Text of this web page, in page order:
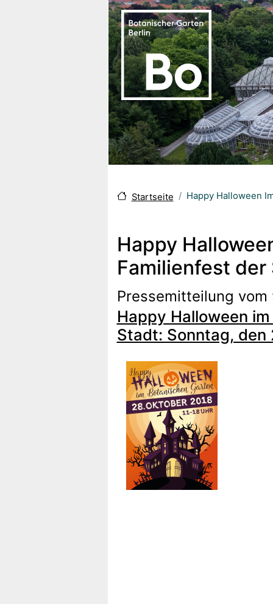
Startseite Happy Halloween
Happy
Familienfest der
Pressemitteilung vom
Happy Halloween
Stadt: Sonntag, den